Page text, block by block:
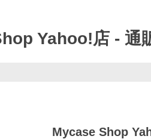
Yahoo!店 - 通
Mycase Shop